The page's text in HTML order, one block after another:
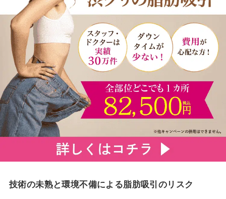
技術の未熟と環境不備による脂肪吸引のリスク